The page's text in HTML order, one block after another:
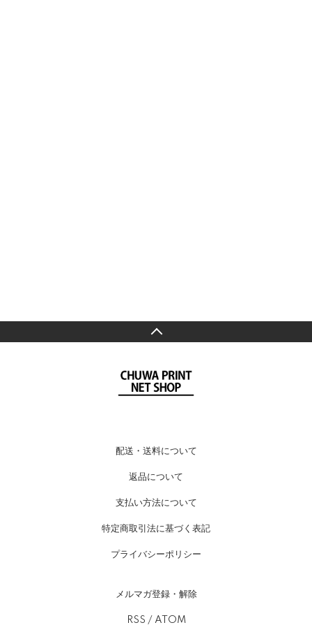
配送・送料について
返品について
支払い方法について
特定商取引法に基づく表記
プライバシーポリシー
メルマガ登録・解除
RSS / ATOM